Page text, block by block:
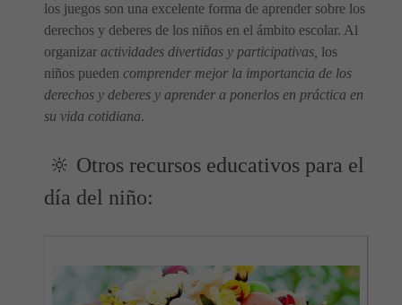
los juegos son una excelente forma de aprender sobre los
derechos y deberes de los niños en el ámbito escolar. Al
organizar actividades divertidas y participativas, los
niños pueden comprender mejor la importancia de los
derechos y deberes y aprender a ponerlos en práctica en
su vida cotidiana.
🔆 Otros recursos educativos para el
día del niño: